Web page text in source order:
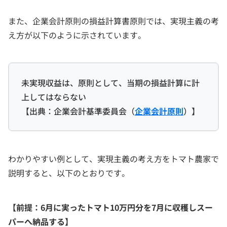
また、企業会計原則の損益計算書原則では、実現主義の考
え方が以下のように示されています。
未実現収益は、原則として、当期の損益計算に計
上してはならない
【出典：企業会計基準委員会（企業会計原則）】
わかりやすい例として、実現主義の考え方をトマト農家で
説明すると、以下のとおりです。
【前提：6月に実ったトマト10万円分を7月に収穫しスー
パーへ納品する】